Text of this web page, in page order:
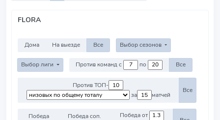
FLORA
Дома На выезде Все Выбор сезонов
Выбор лиги Против команд с по Все
Против ТОП-
за
матчей
Все
Победа
Победа соп.
Победа от